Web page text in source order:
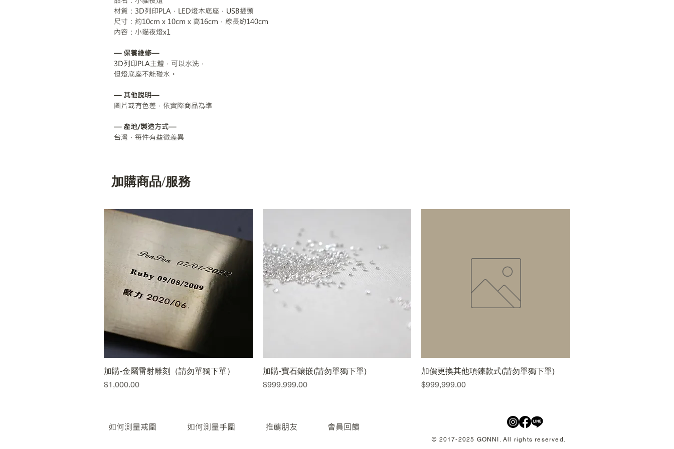
材質：3D列印PLA，LED燈木底座，USB插頭
尺寸：約10cm x 10cm x 高16cm，線長約140cm
內容：小貓夜燈x1
— 保養維修—
3D列印PLA主體，可以水洗，
但燈底座不能碰水。
— 其他說明—
圖片或有色差，依實際商品為準
— 產地/製造方式—
台灣，每件有些微差異
加購商品/服務
快速瀏覽
加購-金屬雷射雕刻（請勿單獨下單）
價格
$1,000.00
快速瀏覽
加購-寶石鑲嵌(請勿單獨下單)
價格
$999,999.00
快速瀏覽
加價更換其他項鍊款式(請勿單獨下單)
價格
$999,999.00
如何測量戒圍 如何測量手圍 推薦朋友 會員回饋
© 2017-2025 GONNI. All rights reserved.